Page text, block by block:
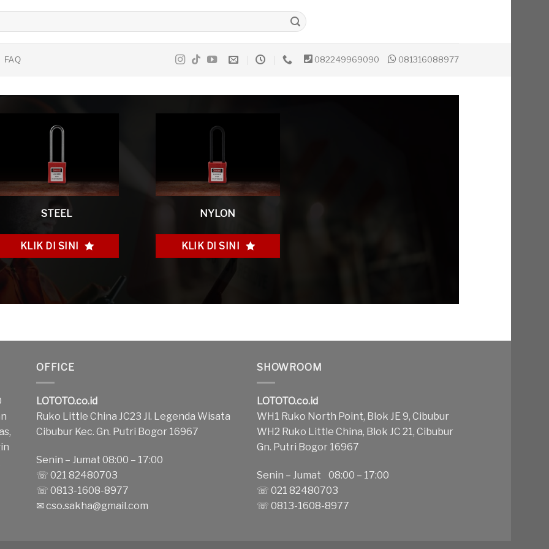
FAQ 082249969090 081316088977
STEEL
KLIK DI SINI
NYLON
KLIK DI SINI
OFFICE
LOTOTO.co.id
Ruko Little China JC23 Jl. Legenda Wisata
Cibubur Kec. Gn. Putri Bogor 16967
Senin – Jumat 08:00 – 17:00
☏ 021 82480703
☏ 0813-1608-8977
✉cso.sakha@gmail.com
SHOWROOM
LOTOTO.co.id
WH1 Ruko North Point, Blok JE 9, Cibubur
WH2 Ruko Little China, Blok JC 21, Cibubur
Gn. Putri Bogor 16967
Senin – Jumat 08:00 – 17:00
☏ 021 82480703
☏ 0813-1608-8977